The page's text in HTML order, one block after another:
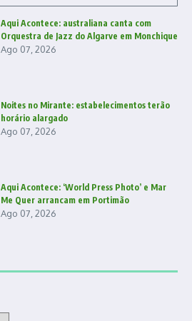
Aqui Acontece: australiana canta com
Orquestra de Jazz do Algarve em Monchique
Ago 07, 2026
Noites no Mirante: estabelecimentos terão
horário alargado
Ago 07, 2026
Aqui Acontece: ‘World Press Photo’ e Mar
Me Quer arrancam em Portimão
Ago 07, 2026